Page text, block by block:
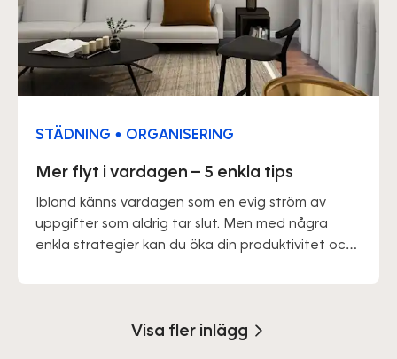
STÄDNING • ORGANISERING
Mer flyt i vardagen – 5 enkla tips
Ibland känns vardagen som en evig ström av
uppgifter som aldrig tar slut. Men med några
enkla strategier kan du öka din produktivitet och
Visa fler inlägg